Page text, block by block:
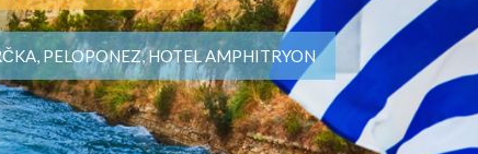
PELOPONEZ, HOTEL AMPHITRYON